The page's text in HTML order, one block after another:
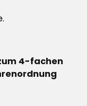
4-fachen